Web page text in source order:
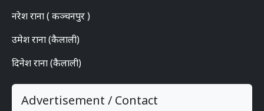
नरेश राना ( कञ्चनपुर )
उमेश राना (कैलाली)
दिनेश राना (कैलाली)
Advertisement / Contact